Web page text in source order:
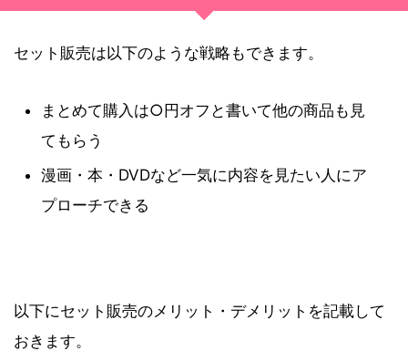
セット販売は以下のような戦略もできます。
まとめて購入は○円オフと書いて他の商品も見
てもらう
漫画・本・DVDなど一気に内容を見たい人にア
プローチできる
以下にセット販売のメリット・デメリットを記載して
おきます。